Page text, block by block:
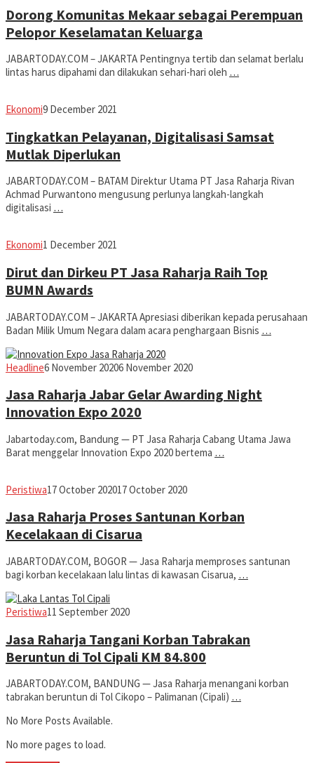
Dorong Komunitas Mekaar sebagai Perempuan
Pelopor Keselamatan Keluarga
JABARTODAY.COM – JAKARTA Pentingnya tertib dan selamat berlalu
lintas harus dipahami dan dilakukan sehari-hari oleh …
EkonomiAvila
9 December 2021
Tingkatkan Pelayanan, Digitalisasi Samsat
Mutlak Diperlukan
JABARTODAY.COM – BATAM Direktur Utama PT Jasa Raharja Rivan
Achmad Purwantono mengusung perlunya langkah-langkah
digitalisasi …
EkonomiAvila
1 December 2021
Dirut dan Dirkeu PT Jasa Raharja Raih Top
BUMN Awards
JABARTODAY.COM – JAKARTA Apresiasi diberikan kepada perusahaan
Badan Milik Umum Negara dalam acara penghargaan Bisnis …
HeadlineJabar
6 November 20206 November 2020
Jasa Raharja Jabar Gelar Awarding Night
Innovation Expo 2020
Jabartoday.com, Bandung — PT Jasa Raharja Cabang Utama Jawa
Barat menggelar Innovation Expo 2020 bertema …
PeristiwaJabar
17 October 202017 October 2020
Jasa Raharja Proses Santunan Korban
Kecelakaan di Cisarua
JABARTODAY.COM, BOGOR — Jasa Raharja memproses santunan
bagi korban kecelakaan lalu lintas di kawasan Cisarua, …
PeristiwaJabar
11 September 2020
Jasa Raharja Tangani Korban Tabrakan
Beruntun di Tol Cipali KM 84.800
JABARTODAY.COM, BANDUNG — Jasa Raharja menangani korban
tabrakan beruntun di Tol Cikopo – Palimanan (Cipali) …
No More Posts Available.
No more pages to load.